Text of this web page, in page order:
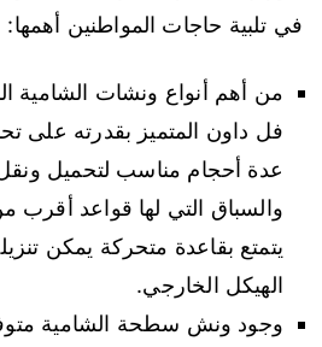
في تلبية حاجات المواطنين أهمها:
من أهم أنواع ونشات الشامية
فل داون المتميز بقدرته على
عدة أحجام مناسب لتحميل ونقل
والسباق التي لها قواعد أقرب
يتمتع بقاعدة متحركة يمكن
الهيكل الخارجي.
وجود ونش سطحة الشامية